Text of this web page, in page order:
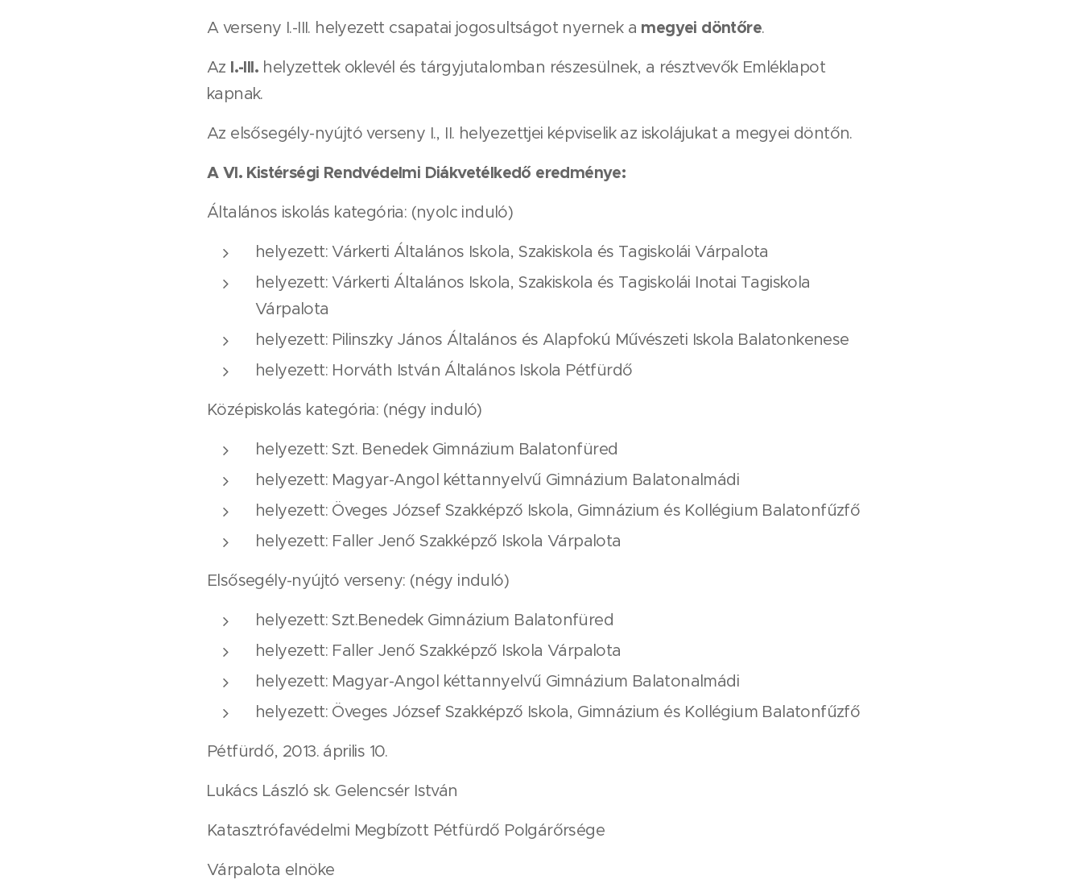
A verseny I.-III. helyezett csapatai jogosultságot nyernek a megyei döntőre.
Az I.-III. helyzettek oklevél és tárgyjutalomban részesülnek, a résztvevők Emléklapot
kapnak.
Az elsősegély-nyújtó verseny I., II. helyezettjei képviselik az iskolájukat a megyei döntőn.
A VI. Kistérségi Rendvédelmi Diákvetélkedő eredménye:
Általános iskolás kategória: (nyolc induló)
helyezett: Várkerti Általános Iskola, Szakiskola és Tagiskolái Várpalota
helyezett: Várkerti Általános Iskola, Szakiskola és Tagiskolái Inotai Tagiskola
Várpalota
helyezett: Pilinszky János Általános és Alapfokú Művészeti Iskola Balatonkenese
helyezett: Horváth István Általános Iskola Pétfürdő
Középiskolás kategória: (négy induló)
helyezett: Szt. Benedek Gimnázium Balatonfüred
helyezett: Magyar-Angol kéttannyelvű Gimnázium Balatonalmádi
helyezett: Öveges József Szakképző Iskola, Gimnázium és Kollégium Balatonfűzfő
helyezett: Faller Jenő Szakképző Iskola Várpalota
Elsősegély-nyújtó verseny: (négy induló)
helyezett: Szt.Benedek Gimnázium Balatonfüred
helyezett: Faller Jenő Szakképző Iskola Várpalota
helyezett: Magyar-Angol kéttannyelvű Gimnázium Balatonalmádi
helyezett: Öveges József Szakképző Iskola, Gimnázium és Kollégium Balatonfűzfő
Pétfürdő, 2013. április 10.
Lukács László sk. Gelencsér István
Katasztrófavédelmi Megbízott Pétfürdő Polgárőrsége
Várpalota elnöke